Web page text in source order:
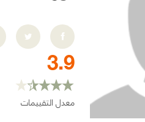
3.9
معدل التقييمات